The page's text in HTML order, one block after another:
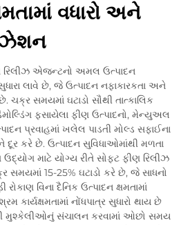
વધારો અને
રિલીઝ એજન્ટનો અમલ ઉત્પાદન
સુધારા લાવે છે, જે ઉત્પાદન નફાકારકતા અને
ચક્ર સમયમાં ઘટાડો સૌથી તાત્કાલિક
ફસાયેલા ફીણ ઉત્પાદનો, મેન્યુઅલ
પ્રવાહમાં ખલેલ પાડતી મોલ્ડ સફાઈના
દૂર કરે છે. ઉત્પાદન સુવિધાઓમાંથી મળતા
ઉદ્યોગ માટે યોગ્ય રીતે સોફ્ટ ફીણ રિલીઝ
15-25% ઘટાડો કરે છે, જે સાધનો
વિના દૈનિક ઉત્પાદન ક્ષમતામાં
કાર્યક્ષમતામાં નોંધપાત્ર સુધારો થાય છે
મુશ્કેલીઓનું સંચાલન કરવામાં ઓછો સમય